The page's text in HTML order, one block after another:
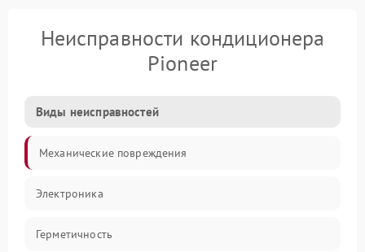
Неисправности кондиционера
Pioneer
Виды неисправностей
Механические повреждения
Электроника
Герметичность